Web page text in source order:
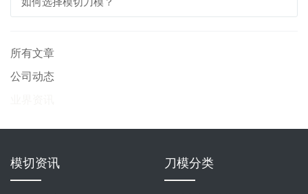
所有文章
公司动态
模切资讯 刀模分类